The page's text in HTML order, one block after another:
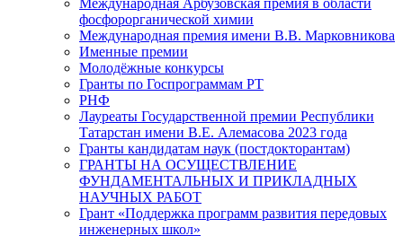
фосфорорганической химии
Международная премия имени В.В. Марковникова
Именные премии
Молодёжные конкурсы
Гранты по Госпрограммам РТ
РНФ
Лауреаты Государственной премии Республики
Татарстан имени В.Е. Алемасова 2023 года
Гранты кандидатам наук (постдокторантам)
ГРАНТЫ НА ОСУЩЕСТВЛЕНИЕ
ФУНДАМЕНТАЛЬНЫХ И ПРИКЛАДНЫХ
НАУЧНЫХ РАБОТ
Грант «Поддержка программ развития передовых
инженерных школ»